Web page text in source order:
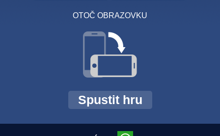
OTOČ OBRAZOVKU
Spustit hru